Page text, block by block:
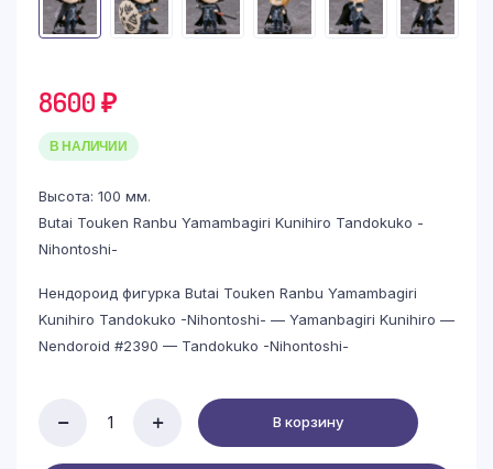
8600₽
В НАЛИЧИИ
Высота: 100 мм.
Butai Touken Ranbu Yamambagiri Kunihiro Tandokuko -
Nihontoshi-
Нендороид фигурка Butai Touken Ranbu Yamambagiri
Kunihiro Tandokuko -Nihontoshi- — Yamanbagiri Kunihiro —
Nendoroid #2390 — Tandokuko -Nihontoshi-
В корзину